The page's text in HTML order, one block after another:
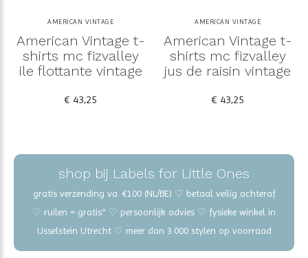
AMERICAN VINTAGE
American Vintage t-
shirts mc fizvalley
ile flottante vintage
€ 43,25
AMERICAN VINTAGE
American Vintage t-
shirts mc fizvalley
jus de raisin vintage
€ 43,25
shop bij Labels for Little Ones
gratis verzending va. €100 (NL/BE) ♡ betaal veilig achteraf
♡ ruilen = gratis* ♡ persoonlijk advies ♡ fysieke winkel in
IJsselstein Utrecht ♡ meer dan 3.000 stylen op voorraad